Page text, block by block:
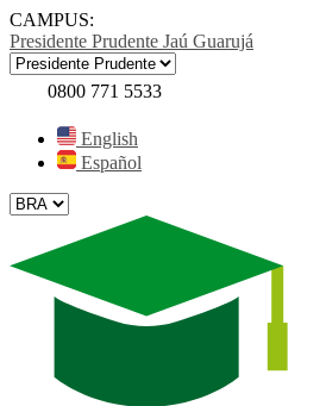
CAMPUS:
Presidente Prudente Jaú Guarujá
0800 771 5533
English
Español